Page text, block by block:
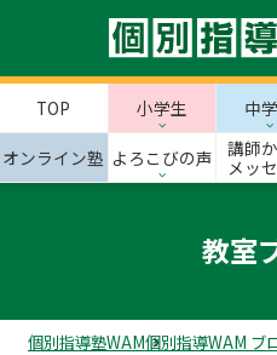
TOP 小学生 中
オンライン塾 よろこびの声
講師
メッ
教室
個別指導塾WAM個別指導WAM ブ